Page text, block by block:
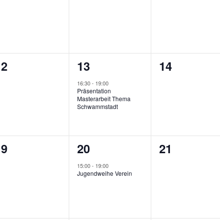
Veranstaltungen,
1
Veranstaltung,
13
16:30- 19:00
Präsentation
Masterarbeit Thema
Schwammstadt
0
14
Veranstaltungen,
1
Veranstaltung,
20
15:00- 19:00
Jugendweihe Verein
0
21